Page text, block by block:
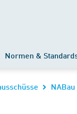
Normen &
NABau